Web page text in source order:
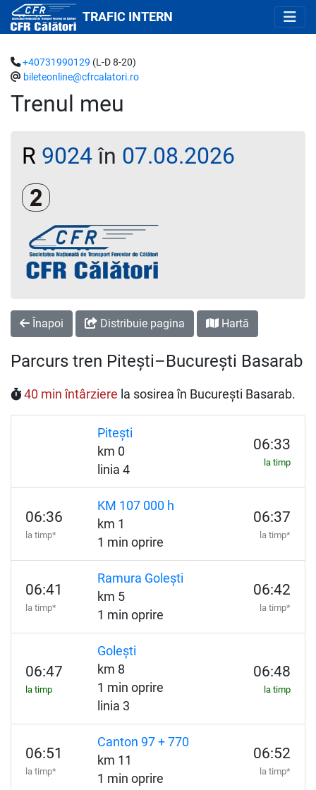
TRAFIC INTERN
Trenul meu
+40731990129 (L-D 8-20)
bileteonline@cfrcalatori.ro
R 9024în 07.08.2026
Clasa a 2-a
Înapoi Distribuie pagina Hartă
Parcurs tren Pitești–București Basarab
40 min întârziere la sosirea în București Basarab.
Pitești
km 0
linia 4
06:33
la timp
06:36
la timp*
KM 107 000 h
km 1
1 min oprire
06:37
la timp*
06:41
la timp*
Ramura Golești
km 5
1 min oprire
06:42
la timp*
06:47
la timp
Golești
km 8
1 min oprire
linia 3
06:48
la timp
06:51
la timp*
Canton 97 + 770
km 11
1 min oprire
06:52
la timp*